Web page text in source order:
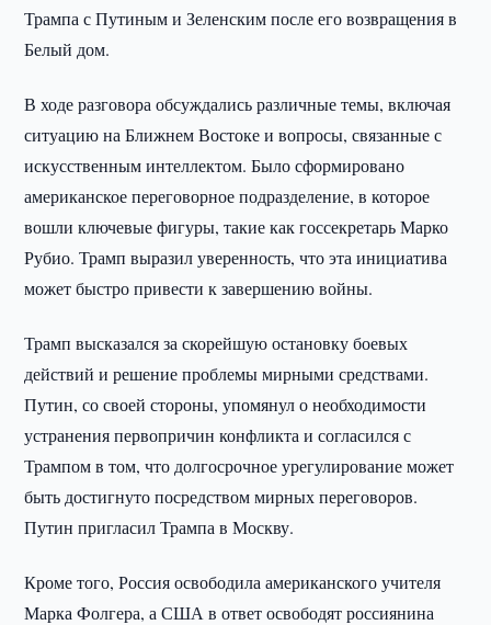
Трампа с Путиным и Зеленским после его возвращения в
Белый дом.
В ходе разговора обсуждались различные темы, включая
ситуацию на Ближнем Востоке и вопросы, связанные с
искусственным интеллектом. Было сформировано
американское переговорное подразделение, в которое
вошли ключевые фигуры, такие как госсекретарь Марко
Рубио. Трамп выразил уверенность, что эта инициатива
может быстро привести к завершению войны.
Трамп высказался за скорейшую остановку боевых
действий и решение проблемы мирными средствами.
Путин, со своей стороны, упомянул о необходимости
устранения первопричин конфликта и согласился с
Трампом в том, что долгосрочное урегулирование может
быть достигнуто посредством мирных переговоров.
Путин пригласил Трампа в Москву.
Кроме того, Россия освободила американского учителя
Марка Фолгера, а США в ответ освободят россиянина